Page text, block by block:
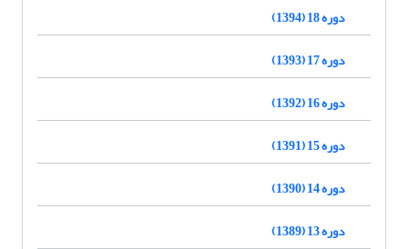
دوره 18 (1394)
دوره 17 (1393)
دوره 16 (1392)
دوره 15 (1391)
دوره 14 (1390)
دوره 13 (1389)